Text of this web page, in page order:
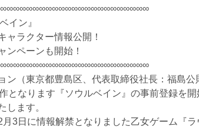
イン』
ャラクター情報公開！
ンペーンも開始！
ン（東京都豊島区、代表取締役社長：福島公
となります『ソウルベイン』の事前登録を
します。
月3日に情報解禁となりました乙女ゲーム『ラ